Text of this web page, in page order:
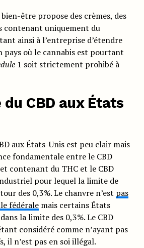
être propose des crèmes, des
contenant uniquement du
ainsi à l’entreprise d’étendre
pays où le cannabis est pourtant
1 soit strictement prohibé à
CBD aux États
aux États-Unis est peu clair mais
fondamentale entre le CBD
contenant du THC et le CBD
pour lequel la limite de
des 0,3%. Le chanvre n’est pas
fédéralemais certains États
la limite des 0,3%. Le CBD
considéré comme n’ayant pas
il n’est pas en soi illégal.